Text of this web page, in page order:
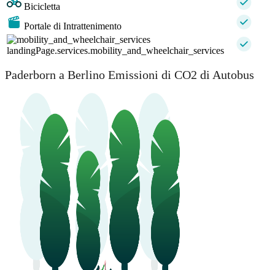
Bicicletta
Portale di Intrattenimento
landingPage.services.mobility_and_wheelchair_services
Paderborn a Berlino Emissioni di CO2 di Autobus